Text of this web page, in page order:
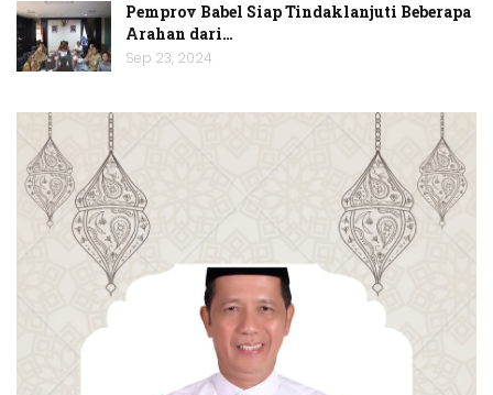
Pemprov Babel Siap Tindaklanjuti Beberapa
Arahan dari…
Sep 23, 2024